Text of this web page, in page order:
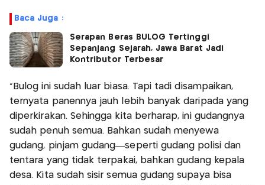
Baca Juga :
Serapan Beras BULOG Tertinggi
Sepanjang Sejarah, Jawa Barat Jadi
Kontributor Terbesar
"Bulog ini sudah luar biasa. Tapi tadi disampaikan,
ternyata panennya jauh lebih banyak daripada yang
diperkirakan. Sehingga kita berharap, ini gudangnya
sudah penuh semua. Bahkan sudah menyewa
gudang, pinjam gudang—seperti gudang polisi dan
tentara yang tidak terpakai, bahkan gudang kepala
desa. Kita sudah sisir semua gudang supaya bisa